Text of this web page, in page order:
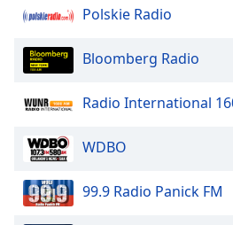
Color
Opacity
Color
Polskie Radio
Bloomberg Radio
Radio International
WDBO
99.9 Radio Panick FM